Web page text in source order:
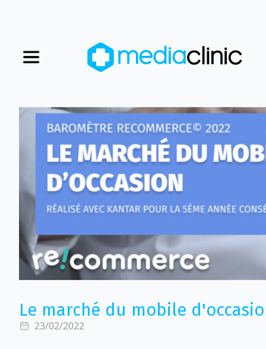
Nos magasins
Nous rejoindre
Qui sommes-nous
Le marché du mobile
23/02/2022